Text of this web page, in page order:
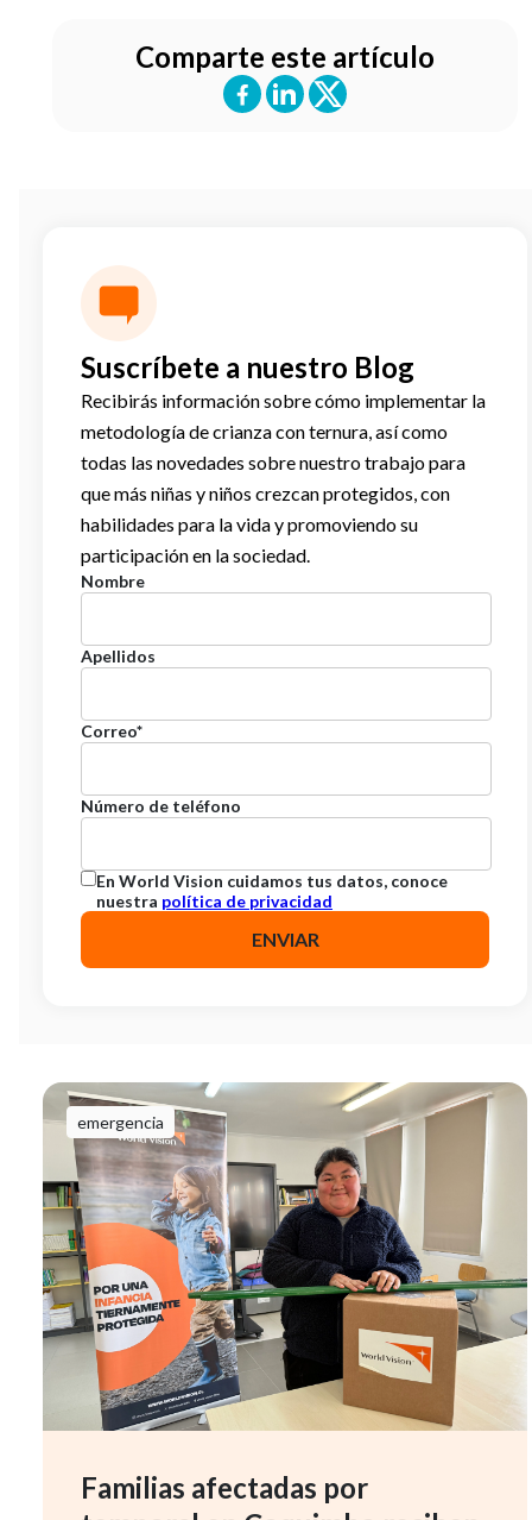
Comparte este artículo
Suscríbete a nuestro Blog
Recibirás información sobre cómo implementar la
metodología de crianza con ternura, así como
todas las novedades sobre nuestro trabajo para
que más niñas y niños crezcan protegidos, con
habilidades para la vida y promoviendo su
participación en la sociedad.
Nombre
Apellidos
Correo*
Número de teléfono
En World Vision cuidamos tus datos, conoce
nuestra política de privacidad
emergencia
Familias afectadas por